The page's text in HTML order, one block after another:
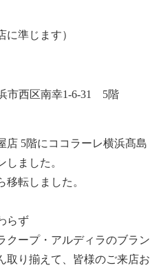
に準じます）
市西区南幸1-6-31 5階
5階にココラーレ横浜髙島
しました。
移転しました。
らず
クープ・アルディラのブラン
取り揃えて、皆様のご来店お